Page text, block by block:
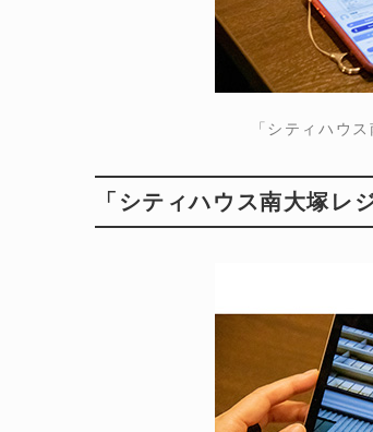
「シティハウ
「シティハウス南大塚レ